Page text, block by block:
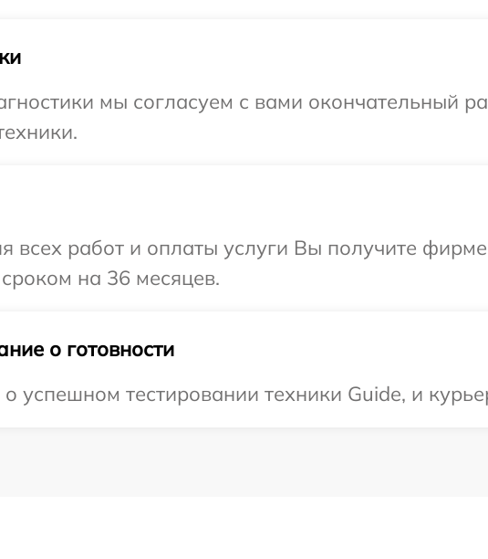
мы согласуем с вами окончательный
всех работ и оплаты услуги Вы получите
на 36 месяцев.
о готовности
тестировании техники Guide, и